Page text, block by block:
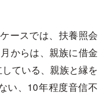
ースでは、扶養照会
からは、親族に借金
ている、親族と縁を
い、10年程度音信不